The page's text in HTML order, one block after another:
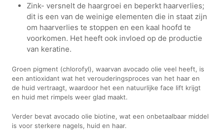
Zink- versnelt de haargroei en beperkt haarverlies;
dit is een van de weinige elementen die in staat zijn
om haarverlies te stoppen en een kaal hoofd te
voorkomen. Het heeft ook invloed op de productie
van keratine.
Groen pigment (chlorofyl), waarvan avocado olie veel heeft, is
een antioxidant wat het verouderingsproces van het haar en
de huid vertraagt, waardoor het een natuurlijke face lift krijgt
en huid met rimpels weer glad maakt.
Verder bevat avocado olie biotine, wat een onbetaalbaar middel
is voor sterkere nagels, huid en haar.